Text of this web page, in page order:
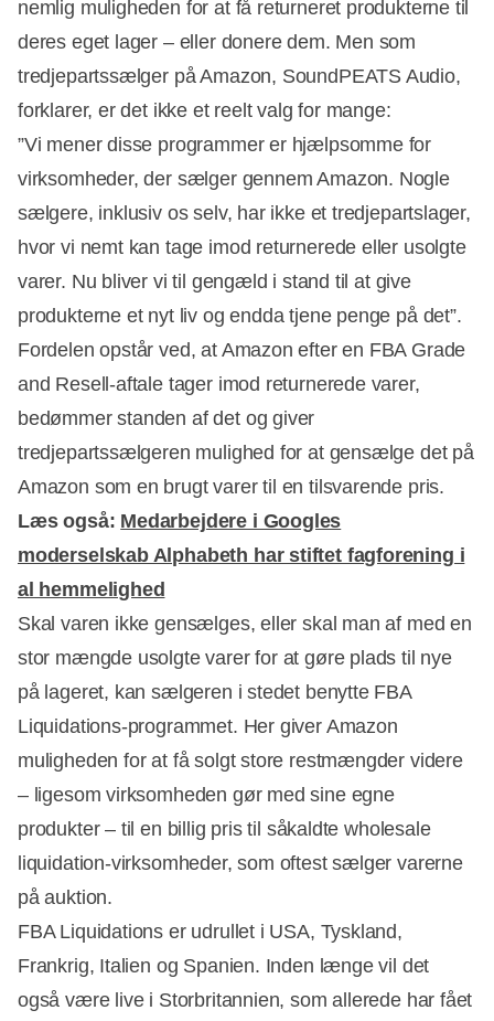
nemlig muligheden for at få returneret produkterne til
deres eget lager – eller donere dem. Men som
tredjepartssælger på Amazon, SoundPEATS Audio,
forklarer, er det ikke et reelt valg for mange:
”Vi mener disse programmer er hjælpsomme for
virksomheder, der sælger gennem Amazon. Nogle
sælgere, inklusiv os selv, har ikke et tredjepartslager,
hvor vi nemt kan tage imod returnerede eller usolgte
varer. Nu bliver vi til gengæld i stand til at give
produkterne et nyt liv og endda tjene penge på det”.
Fordelen opstår ved, at Amazon efter en FBA Grade
and Resell-aftale tager imod returnerede varer,
bedømmer standen af det og giver
tredjepartssælgeren mulighed for at gensælge det på
Amazon som en brugt varer til en tilsvarende pris.
Læs også: Medarbejdere i Googles
moderselskab Alphabeth har stiftet fagforening i
al hemmelighed
Skal varen ikke gensælges, eller skal man af med en
stor mængde usolgte varer for at gøre plads til nye
på lageret, kan sælgeren i stedet benytte FBA
Liquidations-programmet. Her giver Amazon
muligheden for at få solgt store restmængder videre
– ligesom virksomheden gør med sine egne
produkter – til en billig pris til såkaldte wholesale
liquidation-virksomheder, som oftest sælger varerne
på auktion.
FBA Liquidations er udrullet i USA, Tyskland,
Frankrig, Italien og Spanien. Inden længe vil det
også være live i Storbritannien, som allerede har fået